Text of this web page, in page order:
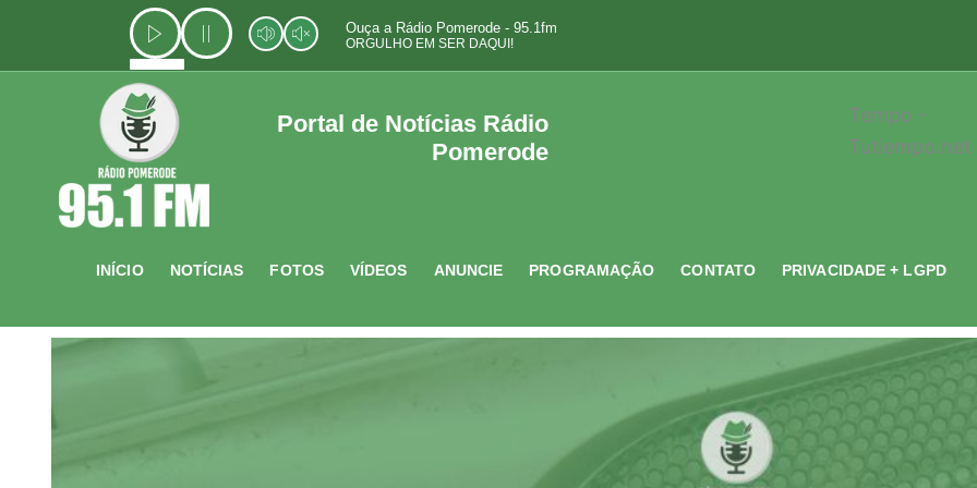
o
Ouça a Rádio Pomerode - 95.1fm
ORGULHO EM SER DAQUI!
Portal de Notícias Rádio
Pomerode
Tempo -
Tutiempo.net
INÍCIO NOTÍCIAS FOTOS VÍDEOS ANUNCIE PROGRAMAÇÃO CONTATO PRIVACIDADE + LGPD